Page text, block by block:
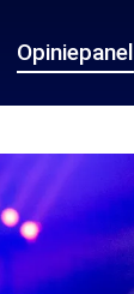
Opiniepanel